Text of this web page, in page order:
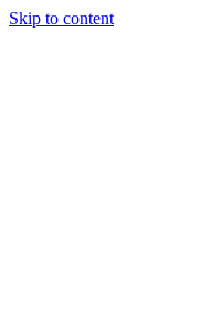
Skip to content